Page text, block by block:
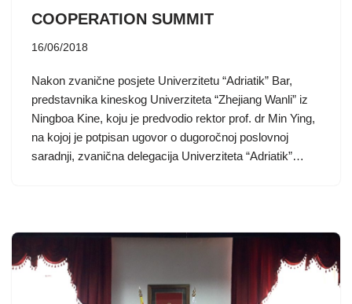
COOPERATION SUMMIT
16/06/2018
Nakon zvanične posjete Univerzitetu “Adriatik” Bar,
predstavnika kineskog Univerziteta “Zhejiang Wanli” iz
Ningboa Kine, koju je predvodio rektor prof. dr Min Ying,
na kojoj je potpisan ugovor o dugoročnoj poslovnoj
saradnji, zvanična delegacija Univerziteta “Adriatik”…